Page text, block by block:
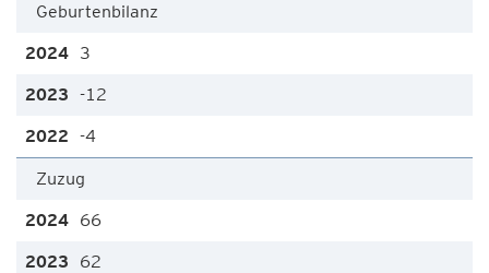
Geburtenbilanz
3
-12
-4
Zuzug
66
62